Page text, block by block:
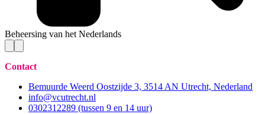
Beheersing van het Nederlands
Contact
Bemuurde Weerd Oostzijde 3, 3514 AN Utrecht, Nederland
info@vcutrecht.nl
0302312289 (tussen 9 en 14 uur)